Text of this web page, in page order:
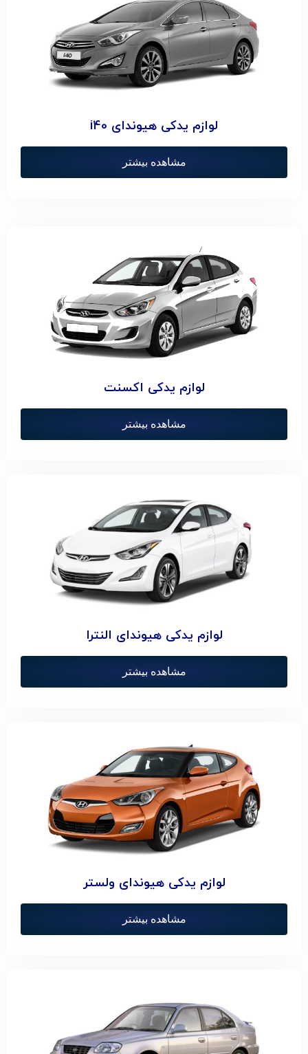
لوازم یدکی هیوندای i40
مشاهده بیشتر
لوازم یدکی اکسنت
مشاهده بیشتر
لوازم یدکی هیوندای النترا
مشاهده بیشتر
لوازم یدکی هیوندای ولستر
مشاهده بیشتر